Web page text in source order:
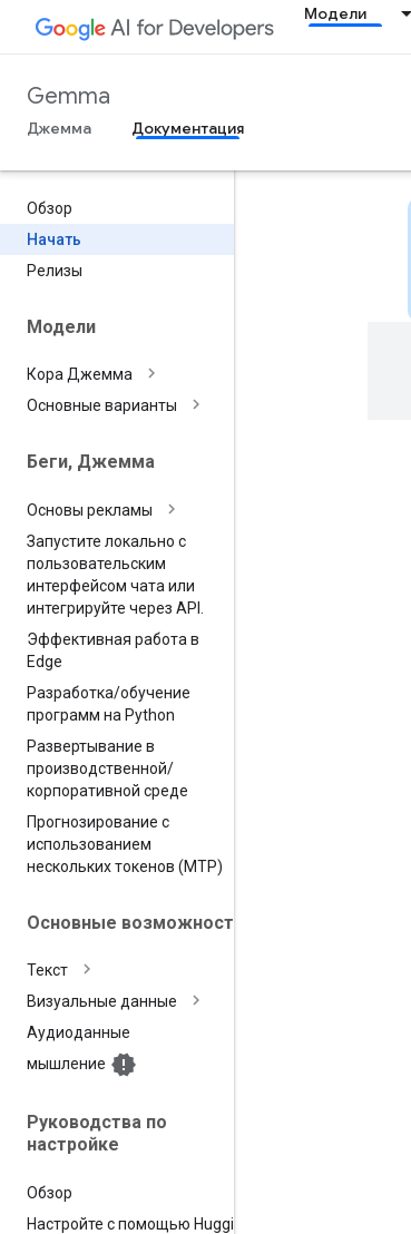
Модели
Gemma
Джемма Документация
Обзор
Начать
Релизы
Модели
Кора Джемма
Основные варианты
Беги, Джемма
Основы рекламы
Запустите локально с
пользовательским
интерфейсом чата или
интегрируйте через API
Эффективная работа в
Edge
Разработка/обучение
программ на Python
Развертывание в
производственной/
корпоративной среде
Прогнозирование с
использованием
нескольких токенов (MTP)
Основные возможности
Текст
Визуальные данные
Аудиоданные
мышление
Руководства по
настройке
Обзор
Настройте с помощью Hugging